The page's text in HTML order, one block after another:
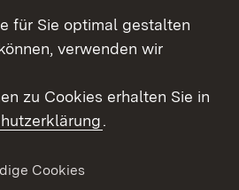
für Sie optimal gestalten
verwenden wir
zu Cookies erhalten Sie in
.
Cookies